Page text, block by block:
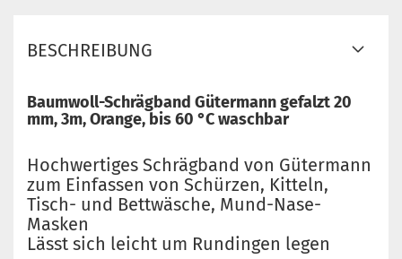
BESCHREIBUNG
Baumwoll-Schrägband Gütermann gefalzt 20
mm, 3m, Orange, bis 60 °C waschbar
Hochwertiges Schrägband von Gütermann
zum Einfassen von Schürzen, Kitteln,
Tisch- und Bettwäsche, Mund-Nase-
Masken
Lässt sich leicht um Rundingen legen